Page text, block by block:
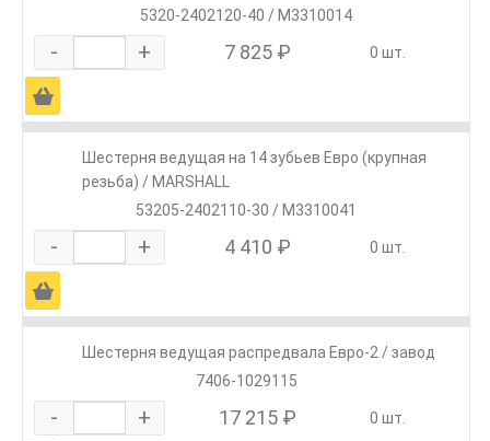
5320-2402120-40 / M3310014
- + 7 825 ₽ 0 шт.
Ä
Шестерня ведущая на 14 зубьев Евро (крупная
резьба) / MARSHALL
53205-2402110-30 / M3310041
- + 4 410 ₽ 0 шт.
Ä
Шестерня ведущая распредвала Евро-2 / завод
7406-1029115
- + 17 215 ₽ 0 шт.